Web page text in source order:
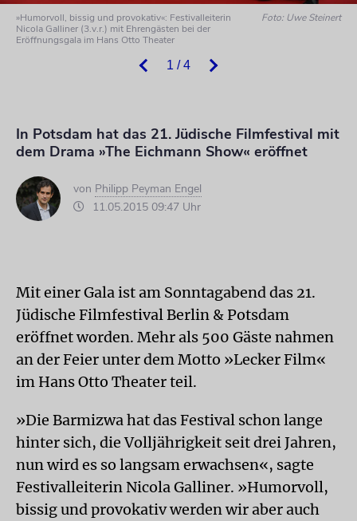
1 / 4
»Humorvoll, bissig und provokativ«: Festivalleiterin
Nicola Galliner (3.v.r.) mit Ehrengästen bei der
Eröffnungsgala im Hans Otto Theater
Foto: Uwe Steinert
In Potsdam hat das 21. Jüdische Filmfestival mit
dem Drama »The Eichmann Show« eröffnet
von Philipp Peyman Engel
11.05.2015 09:47 Uhr
Mit einer Gala ist am Sonntagabend das 21.
Jüdische Filmfestival Berlin & Potsdam
eröffnet worden. Mehr als 500 Gäste nahmen
an der Feier unter dem Motto »Lecker Film«
im Hans Otto Theater teil.
»Die Barmizwa hat das Festival schon lange
hinter sich, die Volljährigkeit seit drei Jahren,
nun wird es so langsam erwachsen«, sagte
Festivalleiterin Nicola Galliner. »Humorvoll,
bissig und provokativ werden wir aber auch